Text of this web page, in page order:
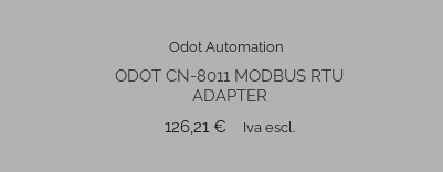
Odot Automation
ODOT CN-8011 MODBUS RTU
ADAPTER
Prezzo
126,21 € Iva escl.